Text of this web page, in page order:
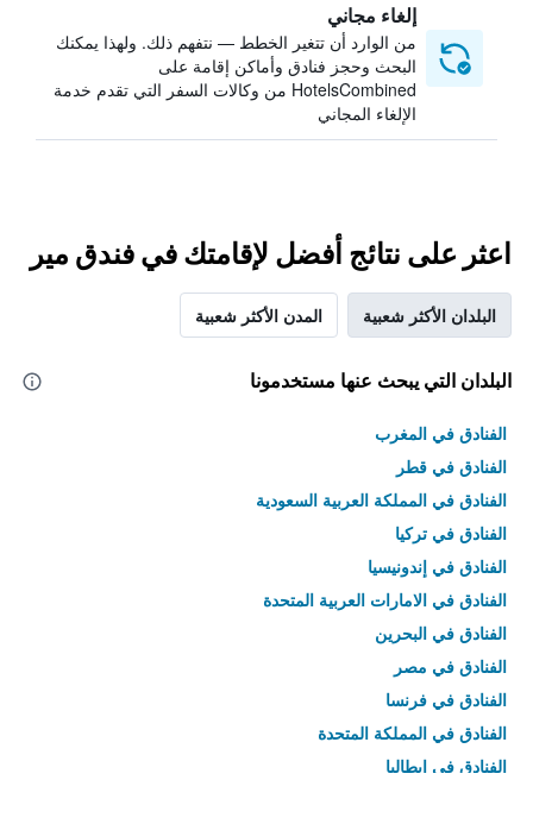
إلغاء مجاني
من الوارد أن تتغير الخطط — نتفهم ذلك. ولهذا يمكنك
البحث وحجز فنادق وأماكن إقامة على
HotelsCombined من وكالات السفر التي تقدم خدمة
الإلغاء المجاني
اعثر على نتائج أفضل لإقامتك في فندق مير
البلدان الأكثر شعبية المدن الأكثر شعبية
البلدان التي يبحث عنها مستخدمونا
الفنادق في المغرب
الفنادق في قطر
الفنادق في المملكة العربية السعودية
الفنادق في تركيا
الفنادق في إندونيسيا
الفنادق في الامارات العربية المتحدة
الفنادق في البحرين
الفنادق في مصر
الفنادق في فرنسا
الفنادق في المملكة المتحدة
الفنادق في إيطاليا